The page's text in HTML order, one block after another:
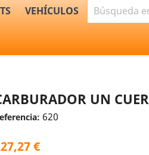
VEHÍCULOS
UN
620
€